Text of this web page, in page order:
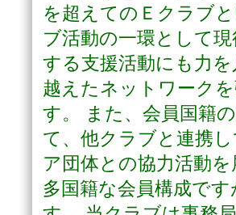
を超えてのＥクラブ
ブ活動の一環として
する支援活動にも力
越えたネットワーク
す。
また、会員国籍
て、他クラブと連携
ア団体との協力活動
多国籍な会員構成で